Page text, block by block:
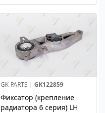
GK-PARTS | GK122859
Фиксатор (крепление
радиатора 6 серия) LH